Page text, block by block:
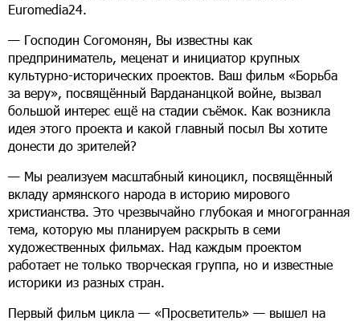
Euromedia24.
— Господин Согомонян, Вы известны как
предприниматель, меценат и инициатор крупных
культурно-исторических проектов. Ваш фильм «Борьба
за веру», посвящённый Вардананцкой войне, вызвал
большой интерес ещё на стадии съёмок. Как возникла
идея этого проекта и какой главный посыл Вы хотите
донести до зрителей?
— Мы реализуем масштабный киноцикл, посвящённый
вкладу армянского народа в историю мирового
христианства. Это чрезвычайно глубокая и многогранная
тема, которую мы планируем раскрыть в семи
художественных фильмах. Над каждым проектом
работает не только творческая группа, но и известные
историки из разных стран.
Первый фильм цикла — «Просветитель» — вышел на